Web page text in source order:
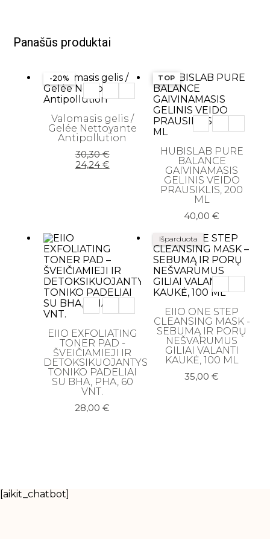
Panašūs produktai
-20%
Valomasis gelis /
Gelée Nettoyante
Antipollution
30,30€
Original
price
24,24 €
Current
price
TOP
HUBISLAB PURE
BALANCE
GAIVINAMASIS
GELINIS VEIDO
PRAUSIKLIS, 200
ML
40,00€
EIIO EXFOLIATING
TONER PAD -
ŠVEIČIAMIEJI IR
DETOKSIKUOJANTYS
TONIKO PADELIAI
SU BHA, PHA, 60
VNT.
28,00€
Išparduota
EIIO ONE STEP
CLEANSING MASK -
SEBUMĄ IR PORŲ
NEŠVARUMUS
GILIAI VALANTI
KAUKĖ, 100 ML
35,00€
[aikit_chatbot]